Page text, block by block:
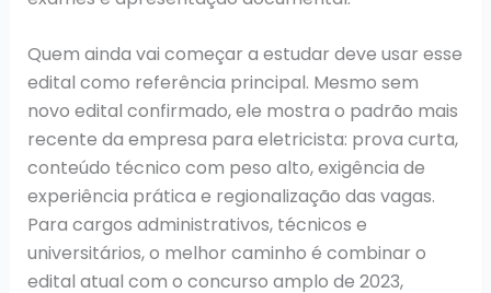
Quem ainda vai começar a estudar deve usar esse
edital como referência principal. Mesmo sem
novo edital confirmado, ele mostra o padrão mais
recente da empresa para eletricista: prova curta,
conteúdo técnico com peso alto, exigência de
experiência prática e regionalização das vagas.
Para cargos administrativos, técnicos e
universitários, o melhor caminho é combinar o
edital atual com o concurso amplo de 2023,